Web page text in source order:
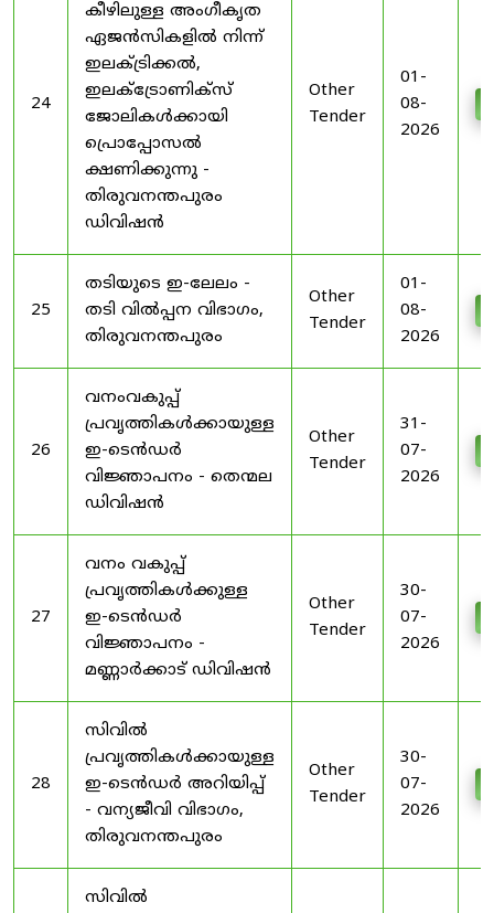
24
കീഴിലുള്ള അംഗീകൃത
ഏജൻസികളിൽ നിന്ന്
ഇലക്ട്രിക്കൽ,
ഇലക്ട്രോണിക്സ്
ജോലികൾക്കായി
പ്രൊപ്പോസൽ
ക്ഷണിക്കുന്നു -
തിരുവനന്തപുരം
ഡിവിഷൻ
Other
Tender
01-
08-
2026
25
തടിയുടെ ഇ-ലേലം -
തടി വിൽപ്പന വിഭാഗം,
തിരുവനന്തപുരം
Other
Tender
01-
08-
2026
26
വനംവകുപ്പ്
പ്രവൃത്തികൾക്കായുള്ള
ഇ-ടെൻഡർ
വിജ്ഞാപനം - തെന്മല
ഡിവിഷൻ
Other
Tender
31-
07-
2026
27
വനം വകുപ്പ്
പ്രവൃത്തികൾക്കുള്ള
ഇ-ടെൻഡർ
വിജ്ഞാപനം -
മണ്ണാർക്കാട് ഡിവിഷൻ
Other
Tender
30-
07-
2026
28
സിവിൽ
പ്രവൃത്തികൾക്കായുള്ള
ഇ-ടെൻഡർ അറിയിപ്പ്
- വന്യജീവി വിഭാഗം,
തിരുവനന്തപുരം
Other
Tender
30-
07-
2026
സിവിൽ